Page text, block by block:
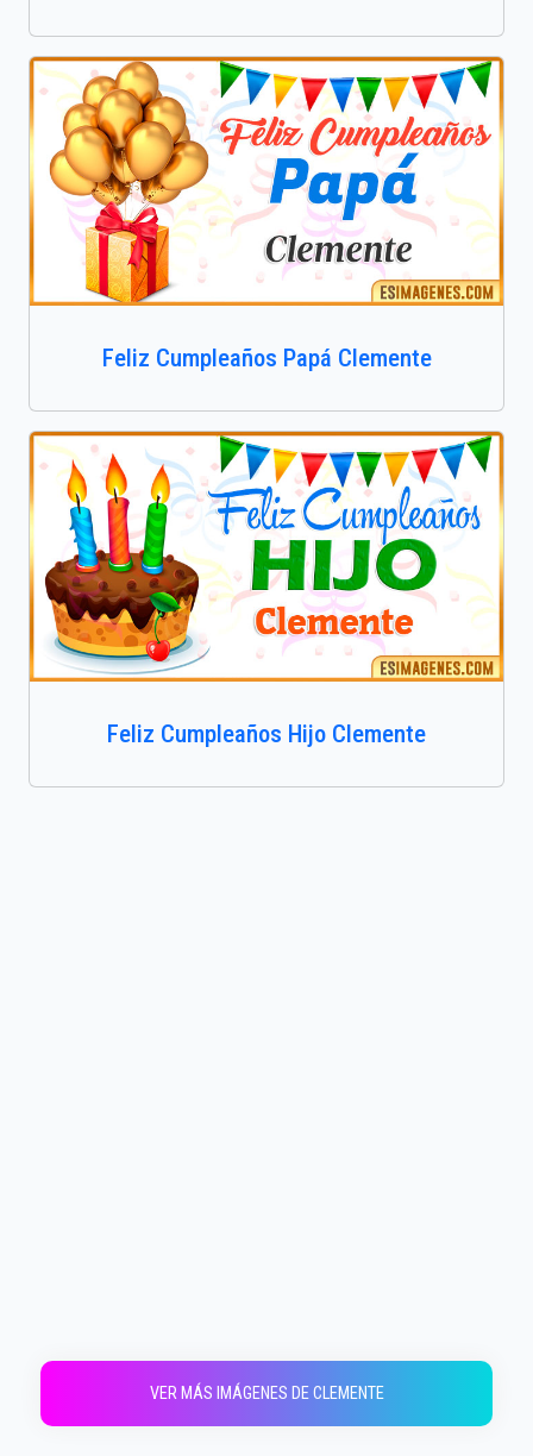
Feliz Cumpleaños Papá Clemente
Feliz Cumpleaños Hijo Clemente
VER MÁS IMÁGENES DE CLEMENTE